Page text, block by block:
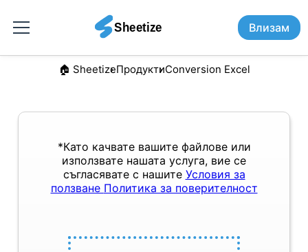
Влизам
🏠︎ SheetizeПродуктиConversion Excel
*Като качвате вашите файлове или
използвате нашата услуга, вие се
съгласявате с нашите Условия за
ползване Политика за поверителност